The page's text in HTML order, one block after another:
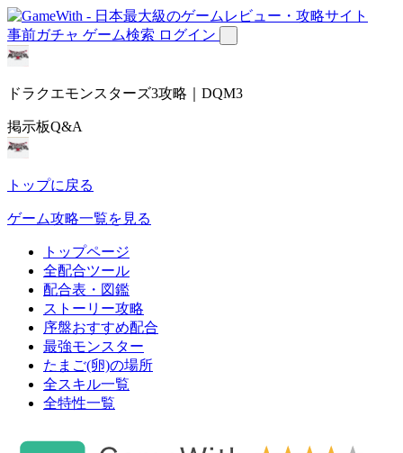
事前ガチャ ゲーム検索 ログイン
ドラクエモンスターズ3攻略｜DQM3
掲示板Q&A
トップに戻る
ゲーム攻略一覧を見る
トップページ
全配合ツール
配合表・図鑑
ストーリー攻略
序盤おすすめ配合
最強モンスター
たまご(卵)の場所
全スキル一覧
全特性一覧